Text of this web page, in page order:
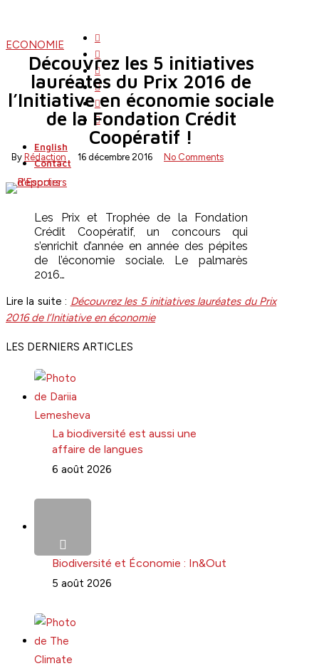
main
content
twitter
facebook
linkedin
youtube
instagram
flickr
English
Contact
search
Menu
ECONOMIE
Découvrez les 5 initiatives
lauréates du Prix 2016 de
l’Initiative en économie sociale
de la Fondation Crédit
Coopératif !
By Rédaction 16 décembre 2016 No Comments
Les Prix et Trophée de la Fondation
Crédit Coopératif, un concours qui
s’enrichit d’année en année des pépites
de l’économie sociale. Le palmarès
2016…
Lire la suite : Découvrez les 5 initiatives lauréates du Prix
2016 de l’Initiative en économie
LES DERNIERS ARTICLES
La biodiversité est aussi une
affaire de langues
6 août 2026
Biodiversité et Économie : In&Out
5 août 2026